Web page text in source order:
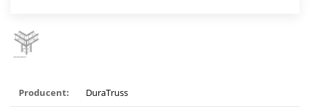
Producent: DuraTruss